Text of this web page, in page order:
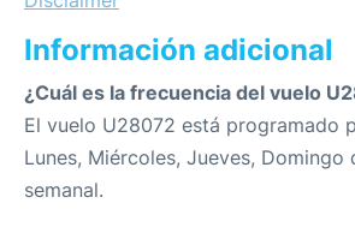
Información adicional
¿Cuál es la frecuencia del vuelo
El vuelo U28072 está programado
Lunes, Miércoles, Jueves, Domingo
semanal.